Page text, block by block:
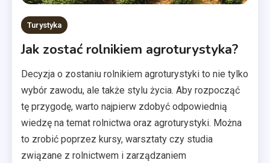
Turystyka
Jak zostać rolnikiem agroturystyka?
Decyzja o zostaniu rolnikiem agroturystyki to nie tylko
wybór zawodu, ale także stylu życia. Aby rozpocząć
tę przygodę, warto najpierw zdobyć odpowiednią
wiedzę na temat rolnictwa oraz agroturystyki. Można
to zrobić poprzez kursy, warsztaty czy studia
związane z rolnictwem i zarządzaniem